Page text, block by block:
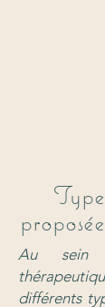
Au sein
différents